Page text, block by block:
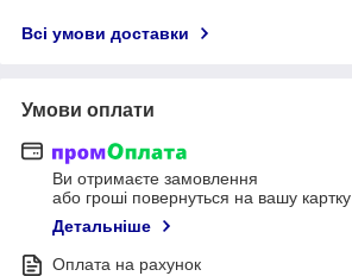
Всі умови доставки
Умови оплати
Ви отримаєте замовлення
або гроші повернуться на вашу картку
Детальніше
Оплата на рахунок